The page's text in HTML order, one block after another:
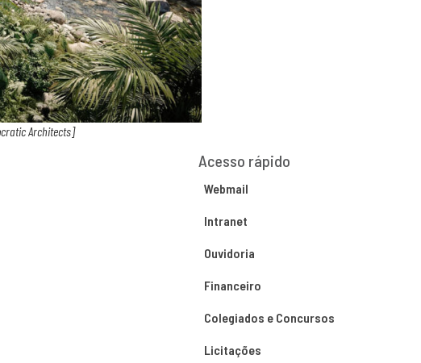
Architects]
Acesso rápido
Webmail
Intranet
Ouvidoria
Financeiro
Colegiados e Concursos
Licitações